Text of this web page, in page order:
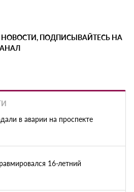
НОВОСТИ, ПОДПИСЫВАЙТЕСЬ НА
в аварии на проспекте
16-летний